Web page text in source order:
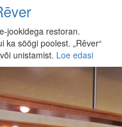
jookidega restoran.
ka söögi poolest. „Rêver“
unistamist. Loe edasi